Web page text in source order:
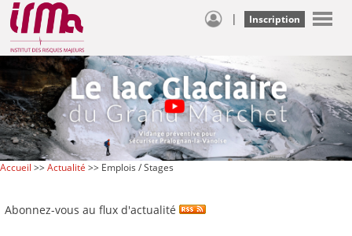
| Inscription
Accueil >>Actualité >> Emplois / Stages
Abonnez-vous au flux d'actualité